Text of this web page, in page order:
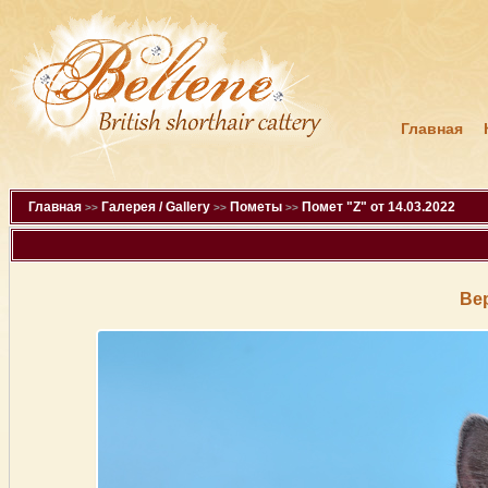
Главная
Главная >> Галерея / Gallery >> Пометы >> Помет "Z" от 14.03.2022